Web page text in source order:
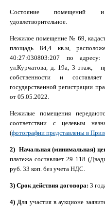
Состояние помещений
удовлетворительное.
Нежилое помещение № 69,
площадь 84,4 кв.м,
40:27:030803:207 по
ул.Курчатова, д. 19а, 3 этаж,
собственности и
государственной регистрации
от 05.05.2022.
Нежилые помещения
соответствии с целевым
(фотографии представлены в
2) Начальная (минимальная)
платежа составляет 29 118
руб. 33 коп. без учета НДС.
3) Срок действия договора: 3
4) Для участия в аукционе